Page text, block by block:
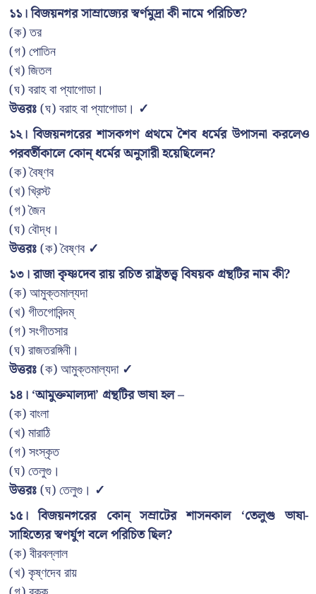
১১। বিজয়নগর সাম্রাজ্যের স্বর্ণমুদ্রা কী নামে পরিচিত?
(ক) তর
(গ) পোতিন
(খ) জিতল
(ঘ) বরাহ বা প্যাগোডা।
উত্তরঃ(ঘ) বরাহ বা প্যাগোডা। ✓
১২। বিজয়নগরের শাসকগণ প্রথমে শৈব ধর্মের উপাসনা করলেও
পরবর্তীকালে কোন্ ধর্মের অনুসারী হয়েছিলেন?
(ক) বৈষ্ণব
(খ) খ্রিস্ট
(গ) জৈন
(ঘ) বৌদ্ধ।
উত্তরঃ(ক) বৈষ্ণব ✓
১৩। রাজা কৃষ্ণদেব রায় রচিত রাষ্ট্রতত্ত্ব বিষয়ক গ্রন্থটির নাম কী?
(ক) আমুক্তমাল্যদা
(খ) গীতগোবিন্দম্
(গ) সংগীতসার
(ঘ) রাজতরঙ্গিনী।
উত্তরঃ(ক) আমুক্তমাল্যদা ✓
১৪। ‘আমুক্তমাল্যদা’ গ্রন্থটির ভাষা হল –
(ক) বাংলা
(খ) মারাঠি
(গ) সংস্কৃত
(ঘ) তেলুগু।
উত্তরঃ(ঘ) তেলুগু। ✓
১৫। বিজয়নগরের কোন্ সম্রাটের শাসনকাল ‘তেলুগু ভাষা-
সাহিত্যের স্বণর্যুগ বলে পরিচিত ছিল?
(ক) বীরবল্লাল
(খ) কৃষ্ণদেব রায়